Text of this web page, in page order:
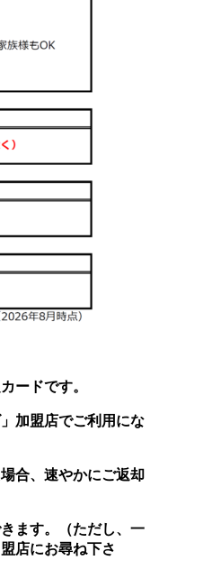
ードです。
加盟店でご利用にな
合、速やかにご返却
ます。（ただし、一
店にお尋ね下さ